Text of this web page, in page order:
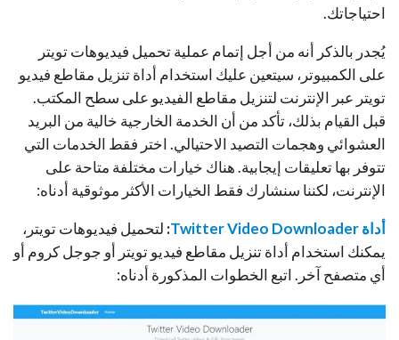
احتياجاتك.
يُجدر بالذكر أنه من أجل إتمام عملية تحميل فيديوهات تويتر
على الكمبيوتر، سيتعين عليك استخدام أداة تنزيل مقاطع فيديو
تويتر عبر الإنترنت لتنزيل مقاطع الفيديو على سطح المكتب.
قبل القيام بذلك، تأكد من أن الخدمة الخارجية خالية من البريد
العشوائي وهجمات التصيد الاحتيالي. اختر فقط الخدمات التي
تتوفر بها تعليقات إيجابية. هناك خيارات مختلفة متاحة على
الإنترنت، لكننا سنشارك فقط الخيارات الأكثر موثوقية أدناه:
أداةTwitter Video Downloader
: لتحميل فيديوهات تويتر،
يمكنك استخدام أداة تنزيل مقاطع فيديو تويتر أو جوجل كروم أو
أي متصفح آخر. اتبع الخطوات المذكورة أدناه: